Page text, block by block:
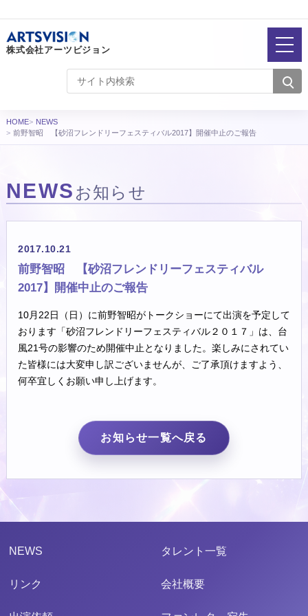
株式会社アーツビジョン
HOME
NEWS
前野智昭 【砂沼フレンドリーフェスティバル2017】開催中止のご報告
NEWS お知らせ
2017.10.21
前野智昭 【砂沼フレンドリーフェスティバル
2017】開催中止のご報告
10月22日（日）に前野智昭がトークショーにて出演を予定して
おります「砂沼フレンドリーフェスティバル２０１７」は、台
風21号の影響のため開催中止となりました。楽しみにされてい
た皆様には大変申し訳ございませんが、ご了承頂けますよう、
何卒宜しくお願い申し上げます。
お知らせ一覧へ戻る
NEWS タレント一覧
リンク 会社概要